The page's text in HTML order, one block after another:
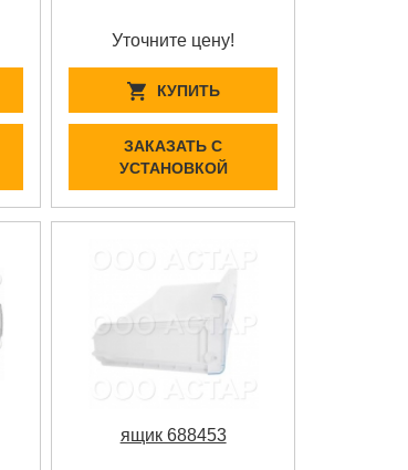
Уточните цену!
КУПИТЬ
ЗАКАЗАТЬ С
УСТАНОВКОЙ
ящик 688453